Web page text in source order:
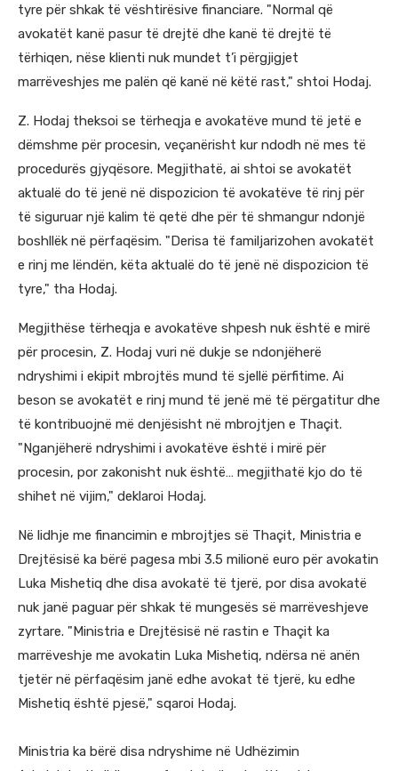
tyre për shkak të vështirësive financiare. "Normal që
avokatët kanë pasur të drejtë dhe kanë të drejtë të
tërhiqen, nëse klienti nuk mundet t’i përgjigjet
marrëveshjes me palën që kanë në këtë rast," shtoi Hodaj.
Z. Hodaj theksoi se tërheqja e avokatëve mund të jetë e
dëmshme për procesin, veçanërisht kur ndodh në mes të
procedurës gjyqësore. Megjithatë, ai shtoi se avokatët
aktualë do të jenë në dispozicion të avokatëve të rinj për
të siguruar një kalim të qetë dhe për të shmangur ndonjë
boshllëk në përfaqësim. "Derisa të familjarizohen avokatët
e rinj me lëndën, këta aktualë do të jenë në dispozicion të
tyre," tha Hodaj.
Megjithëse tërheqja e avokatëve shpesh nuk është e mirë
për procesin, Z. Hodaj vuri në dukje se ndonjëherë
ndryshimi i ekipit mbrojtës mund të sjellë përfitime. Ai
beson se avokatët e rinj mund të jenë më të përgatitur dhe
të kontribuojnë më denjësisht në mbrojtjen e Thaçit.
"Nganjëherë ndryshimi i avokatëve është i mirë për
procesin, por zakonisht nuk është… megjithatë kjo do të
shihet në vijim," deklaroi Hodaj.
Në lidhje me financimin e mbrojtjes së Thaçit, Ministria e
Drejtësisë ka bërë pagesa mbi 3.5 milionë euro për avokatin
Luka Mishetiq dhe disa avokatë të tjerë, por disa avokatë
nuk janë paguar për shkak të mungesës së marrëveshjeve
zyrtare. "Ministria e Drejtësisë në rastin e Thaçit ka
marrëveshje me avokatin Luka Mishetiq, ndërsa në anën
tjetër në përfaqësim janë edhe avokat të tjerë, ku edhe
Mishetiq është pjesë," sqaroi Hodaj.
Ministria ka bërë disa ndryshime në Udhëzimin